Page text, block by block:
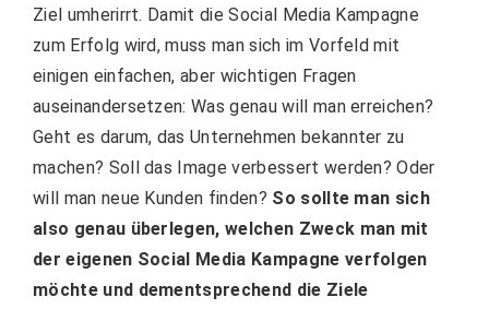
Ziel umherirrt. Damit die Social Media Kampagne
zum Erfolg wird, muss man sich im Vorfeld mit
einigen einfachen, aber wichtigen Fragen
auseinandersetzen: Was genau will man erreichen?
Geht es darum, das Unternehmen bekannter zu
machen? Soll das Image verbessert werden? Oder
will man neue Kunden finden? So sollte man sich
also genau überlegen, welchen Zweck man mit
der eigenen Social Media Kampagne verfolgen
möchte und dementsprechend die Ziele